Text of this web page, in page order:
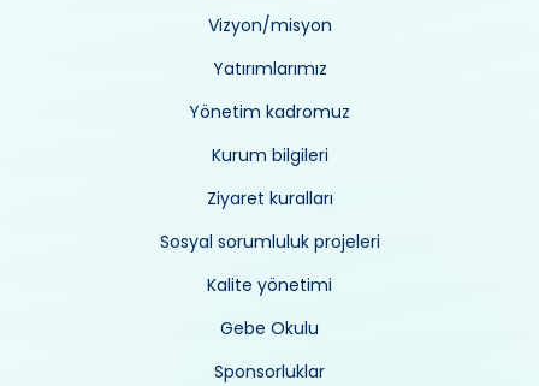
Vizyon/misyon
Yatırımlarımız
Yönetim kadromuz
Kurum bilgileri
Ziyaret kuralları
Sosyal sorumluluk projeleri
Kalite yönetimi
Gebe Okulu
Sponsorluklar